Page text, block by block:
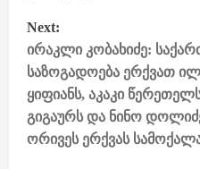
a
v
i
g
Next:
ირაკლი კობახიძე:
საზოგადოება ერქვათ
ყიფიანს, აკაკი
გიგაურს და ნინო
ორივეს ერქვას